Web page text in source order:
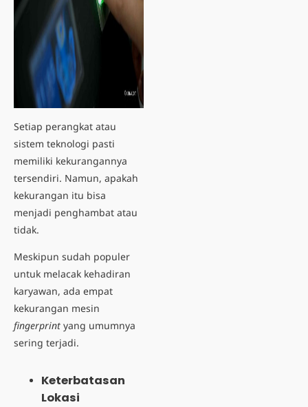
Setiap perangkat atau
sistem teknologi pasti
memiliki kekurangannya
tersendiri. Namun, apakah
kekurangan itu bisa
menjadi penghambat atau
tidak.
Meskipun sudah populer
untuk melacak kehadiran
karyawan, ada empat
kekurangan mesin
fingerprint yang umumnya
sering terjadi.
Keterbatasan
Lokasi